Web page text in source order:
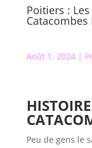
Poitiers :
Août 1, 2024|
Peu de gens le